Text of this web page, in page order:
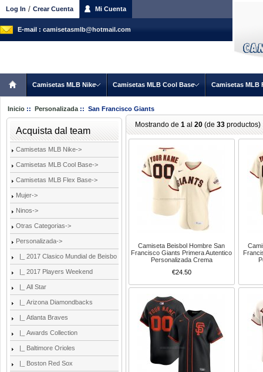
Log In / Crear Cuenta Mi Cuenta
E-mail : camisetasmlb@hotmail.com
Camisetas MLB Nike Camisetas MLB Cool Base Camisetas MLB
Inicio :: Personalizada :: San Francisco Giants
Acquista dal team
Camisetas MLB Nike->
Camisetas MLB Cool Base->
Camisetas MLB Flex Base->
Mujer->
Ninos->
Otras Categorias->
Personalizada->
|_ 2017 Clasico Mundial de Beisbo
|_ 2017 Players Weekend
|_ All Star
|_ Arizona Diamondbacks
|_ Atlanta Braves
|_ Awards Collection
|_ Baltimore Orioles
|_ Boston Red Sox
Mostrando de 1 al 20 (de 33 productos)
Camiseta Beisbol Hombre San
Francisco Giants Primera Autentico
Personalizada Crema
€24.50